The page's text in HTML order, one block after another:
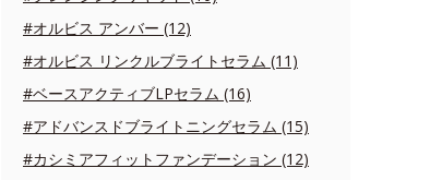
#オルビス アンバー (12)
#オルビス リンクルブライトセラム (11)
#ベースアクティブLPセラム (16)
#アドバンスドブライトニングセラム (15)
#カシミアフィットファンデーション (12)